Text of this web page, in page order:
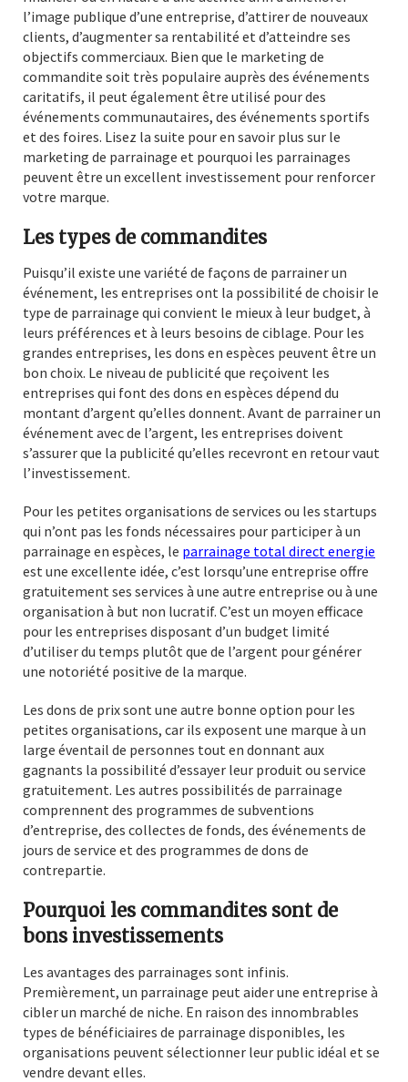
l’image publique d’une entreprise, d’attirer de nouveaux
clients, d’augmenter sa rentabilité et d’atteindre ses
objectifs commerciaux. Bien que le marketing de
commandite soit très populaire auprès des événements
caritatifs, il peut également être utilisé pour des
événements communautaires, des événements sportifs
et des foires. Lisez la suite pour en savoir plus sur le
marketing de parrainage et pourquoi les parrainages
peuvent être un excellent investissement pour renforcer
votre marque.
Les types de commandites
Puisqu’il existe une variété de façons de parrainer un
événement, les entreprises ont la possibilité de choisir le
type de parrainage qui convient le mieux à leur budget, à
leurs préférences et à leurs besoins de ciblage. Pour les
grandes entreprises, les dons en espèces peuvent être un
bon choix. Le niveau de publicité que reçoivent les
entreprises qui font des dons en espèces dépend du
montant d’argent qu’elles donnent. Avant de parrainer un
événement avec de l’argent, les entreprises doivent
s’assurer que la publicité qu’elles recevront en retour vaut
l’investissement.
Pour les petites organisations de services ou les startups
qui n’ont pas les fonds nécessaires pour participer à un
parrainage en espèces, le parrainage total direct energie
est une excellente idée, c’est lorsqu’une entreprise offre
gratuitement ses services à une autre entreprise ou à une
organisation à but non lucratif. C’est un moyen efficace
pour les entreprises disposant d’un budget limité
d’utiliser du temps plutôt que de l’argent pour générer
une notoriété positive de la marque.
Les dons de prix sont une autre bonne option pour les
petites organisations, car ils exposent une marque à un
large éventail de personnes tout en donnant aux
gagnants la possibilité d’essayer leur produit ou service
gratuitement. Les autres possibilités de parrainage
comprennent des programmes de subventions
d’entreprise, des collectes de fonds, des événements de
jours de service et des programmes de dons de
contrepartie.
Pourquoi les commandites sont de
bons investissements
Les avantages des parrainages sont infinis.
Premièrement, un parrainage peut aider une entreprise à
cibler un marché de niche. En raison des innombrables
types de bénéficiaires de parrainage disponibles, les
organisations peuvent sélectionner leur public idéal et se
vendre devant elles.